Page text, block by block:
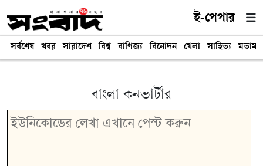
ই-পেপার
সর্বশেষ খবর সারাদেশ বিশ্ব বাণিজ্য বিনোদন খেলা সাহিত্য মতামত
বাংলা কনভার্টার